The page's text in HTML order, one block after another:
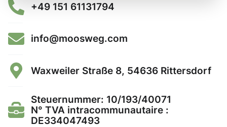
+49 151 61131794
info@moosweg.com
Waxweiler Straße 8, 54636 Rittersdorf
Steuernummer: 10/193/40071
N° TVA intracommunautaire :
DE334047493